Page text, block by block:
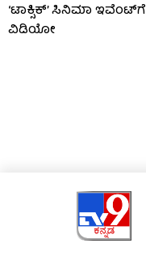
‘ಟಾಕ್ಸಿಕ್’ ಸಿನಿಮಾ
ವಿಡಿಯೋ